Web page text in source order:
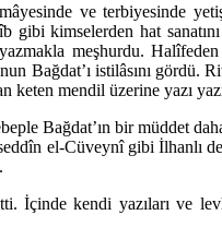
ve terbiyesinde
kimselerden hat
meşhurdu.
Bağdat’ı istilâsını gördü.
mendil üzerine yazı
Bağdat’ın bir müddet
el-Cüveynî gibi İlhanlı
kendi yazıları ve